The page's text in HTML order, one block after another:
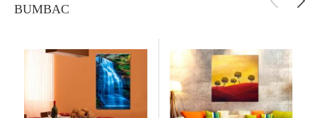
BUMBAC